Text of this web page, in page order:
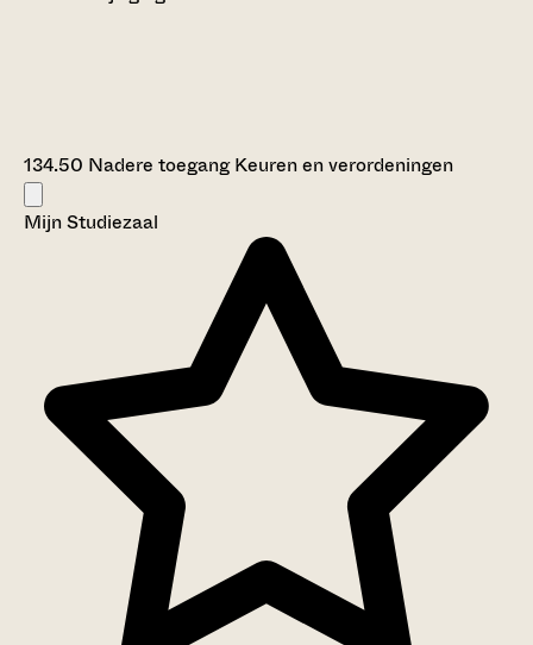
134.50 Nadere toegang Keuren en verordeningen
Mijn Studiezaal